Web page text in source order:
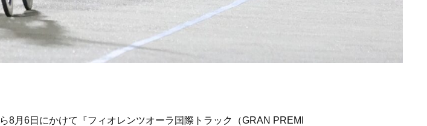
月6日にかけて『フィオレンツオーラ国際トラック（GRAN PREMI